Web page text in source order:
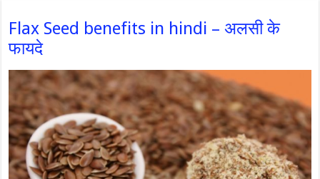
Flax Seed benefits in hindi – अलसी के
फायदे